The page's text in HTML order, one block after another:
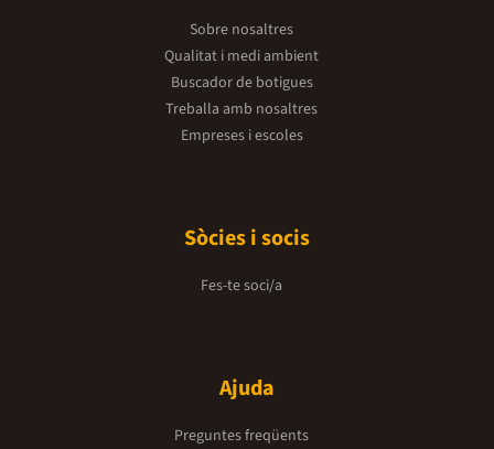
Sobre nosaltres
Qualitat i medi ambient
Buscador de botigues
Treballa amb nosaltres
Empreses i escoles
Sòcies i socis
Fes-te soci/a
Ajuda
Preguntes freqüents